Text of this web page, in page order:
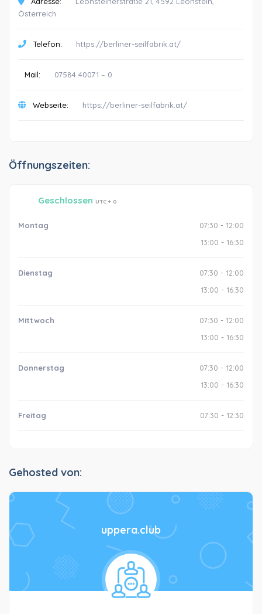
Österreich
Telefon: https://berliner-seilfabrik.at/
Mail: 07584 40071 – 0
Webseite: https://berliner-seilfabrik.at/
Öffnungszeiten:
Geschlossen UTC + 0
Montag
07:30 - 12:00
13:00 - 16:30
Dienstag
07:30 - 12:00
13:00 - 16:30
Mittwoch
07:30 - 12:00
13:00 - 16:30
Donnerstag
07:30 - 12:00
13:00 - 16:30
Freitag 07:30 - 12:30
Gehosted von:
uppera.club